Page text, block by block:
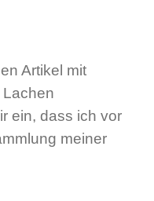
Artikel mit
Lachen
ein, dass ich vor
meiner